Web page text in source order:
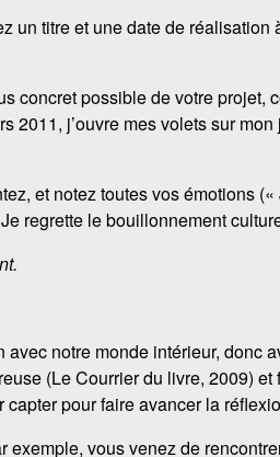
un titre et une date de
concret possible de votre projet,
j’ouvre mes volets sur
et notez toutes vos émotions
regrette le bouillonnement
notre monde intérieur, donc
(Le Courrier du livre, 2009)
pour faire avancer la
vous venez de